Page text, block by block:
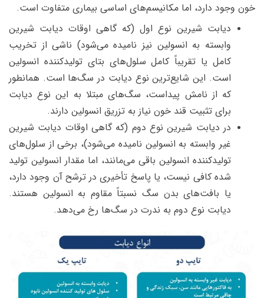
خون وجود دارد، اما مکانیسم‌های اساسی بیماری متفاوت است.
دیابت شیرین نوع اول (که گاهی اوقات دیابت شیرین
وابسته به انسولین نیز نامیده می‌شود) ناشی از تخریب
کامل یا تقریباً کامل سلول‌های بتای تولیدکننده انسولین
است. این شایع‌ترین نوع دیابت در سگ‌ها است. همانطور
که از نامش پیداست، سگ‌های مبتلا به این نوع دیابت
برای تثبیت قند خون نیاز به تزریق انسولین دارند.
در دیابت شیرین نوع دوم (که گاهی اوقات دیابت شیرین
غیر وابسته به انسولین نامیده می‌شود)، برخی از سلول‌های
تولیدکننده انسولین باقی می‌مانند، اما مقدار انسولین تولید
شده کافی نیست، یا پاسخ تأخیری در ترشح آن وجود دارد،
یا بافت‌های بدن سگ نسبتاً مقاوم به انسولین هستند.
دیابت نوع دوم به ندرت در سگ‌ها رخ می‌دهد.